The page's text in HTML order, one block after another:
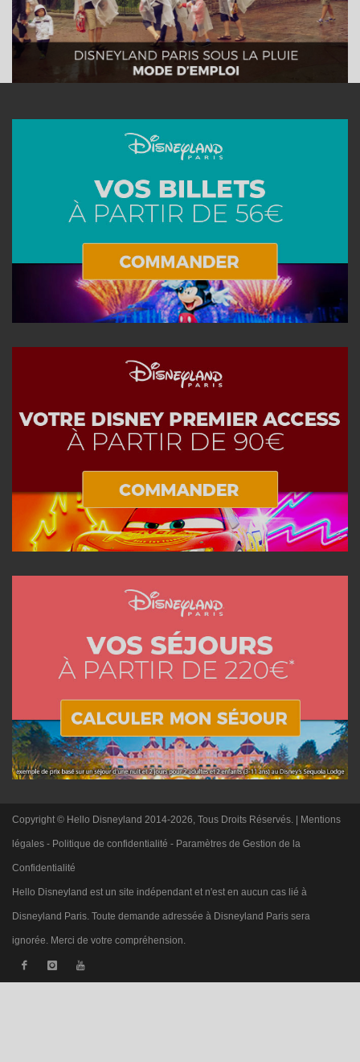
Copyright © Hello Disneyland 2014-2026, Tous Droits Réservés. | Mentions
légales - Politique de confidentialité - Paramètres de Gestion de la
Confidentialité
Hello Disneyland est un site indépendant et n'est en aucun cas lié à
Disneyland Paris. Toute demande adressée à Disneyland Paris sera
ignorée. Merci de votre compréhension.